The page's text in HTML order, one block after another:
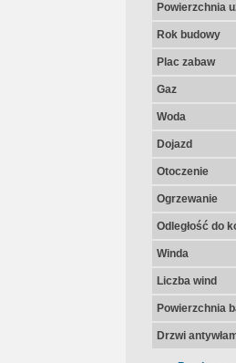
Powierzchnia
Rok budowy
Plac zabaw
Gaz
Woda
Dojazd
Otoczenie
Ogrzewanie
Odległość do
Winda
Liczba wind
Powierzchnia
Drzwi